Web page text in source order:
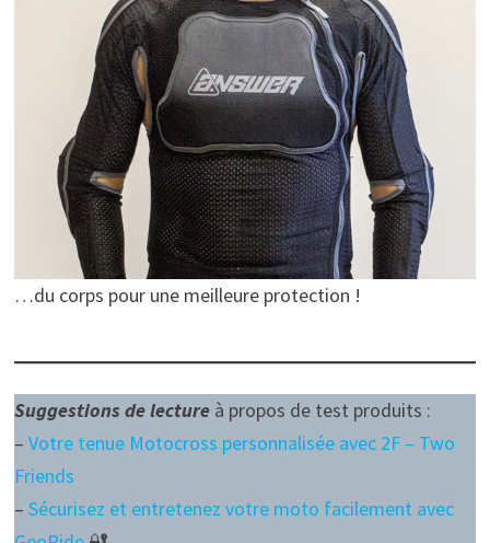
…du corps pour une meilleure protection !
Suggestions de lecture à propos de test produits :
– Votre tenue Motocross personnalisée avec 2F – Two
Friends
– Sécurisez et entretenez votre moto facilement avec